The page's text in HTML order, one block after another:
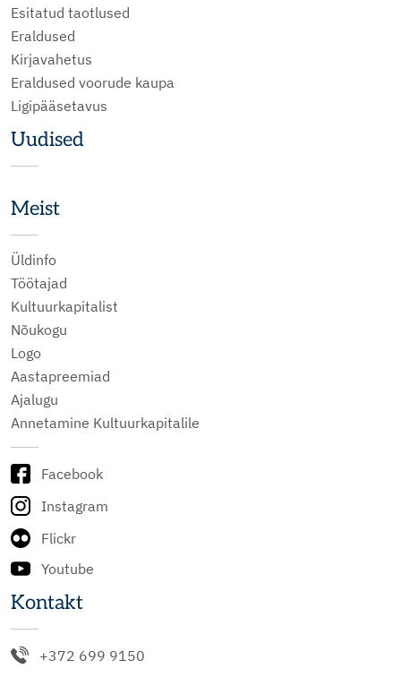
Esitatud taotlused
Eraldused
Kirjavahetus
Eraldused voorude kaupa
Ligipääsetavus
Uudised
Meist
Üldinfo
Töötajad
Kultuurkapitalist
Nõukogu
Logo
Aastapreemiad
Ajalugu
Annetamine Kultuurkapitalile
Facebook
Instagram
Flickr
Youtube
Kontakt
+372 699 9150